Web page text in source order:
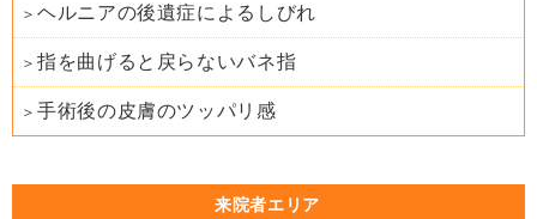
ヘルニアの後遺症によるしびれ
指を曲げると戻らないバネ指
手術後の皮膚のツッパリ感
来院者エリア